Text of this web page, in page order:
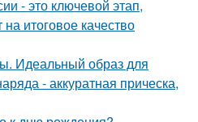
- это ключевой этап,
итоговое качество
Идеальный образ для
- аккуратная прическа,